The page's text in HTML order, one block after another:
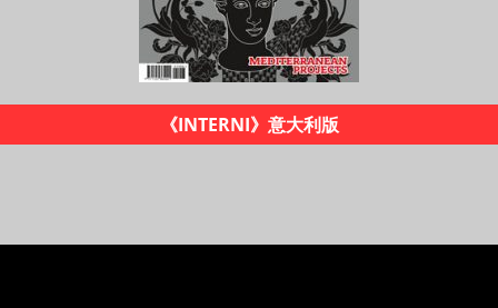
《INTERNI设计时代》杂志